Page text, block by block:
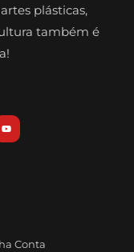
plásticas,
também é
Conta